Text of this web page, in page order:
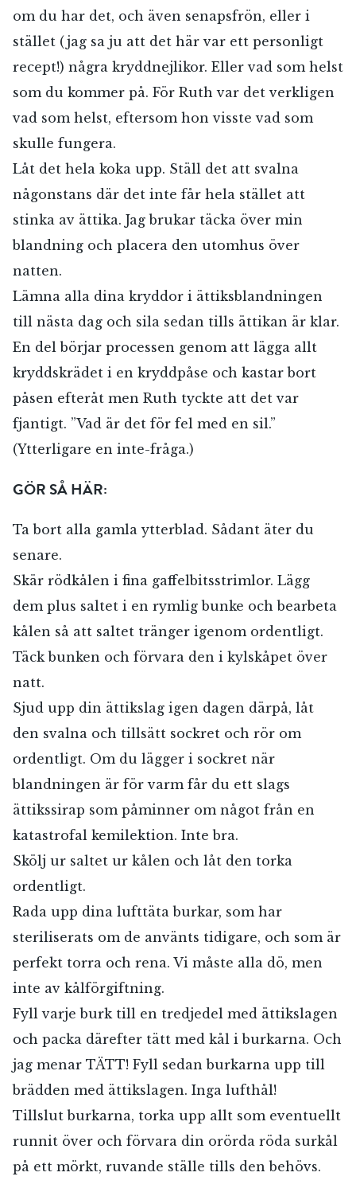
om du har det, och även senapsfrön, eller i
stället (jag sa ju att det här var ett personligt
recept!) några kryddnejlikor. Eller vad som helst
som du kommer på. För Ruth var det verkligen
vad som helst, eftersom hon visste vad som
skulle fungera.
Låt det hela koka upp. Ställ det att svalna
någonstans där det inte får hela stället att
stinka av ättika. Jag brukar täcka över min
blandning och placera den utomhus över
natten.
Lämna alla dina kryddor i ättiksblandningen
till nästa dag och sila sedan tills ättikan är klar.
En del börjar processen genom att lägga allt
kryddskrädet i en kryddpåse och kastar bort
påsen efteråt men Ruth tyckte att det var
fjantigt. ”Vad är det för fel med en sil.”
(Ytterligare en inte-fråga.)
GÖR SÅ HÄR:
Ta bort alla gamla ytterblad. Sådant äter du
senare.
Skär rödkålen i fina gaffelbitsstrimlor. Lägg
dem plus saltet i en rymlig bunke och bearbeta
kålen så att saltet tränger igenom ordentligt.
Täck bunken och förvara den i kylskåpet över
natt.
Sjud upp din ättikslag igen dagen därpå, låt
den svalna och tillsätt sockret och rör om
ordentligt. Om du lägger i sockret när
blandningen är för varm får du ett slags
ättikssirap som påminner om något från en
katastrofal kemilektion. Inte bra.
Skölj ur saltet ur kålen och låt den torka
ordentligt.
Rada upp dina lufttäta burkar, som har
steriliserats om de använts tidigare, och som är
perfekt torra och rena. Vi måste alla dö, men
inte av kålförgiftning.
Fyll varje burk till en tredjedel med ättikslagen
och packa därefter tätt med kål i burkarna. Och
jag menar TÄTT! Fyll sedan burkarna upp till
brädden med ättikslagen. Inga lufthål!
Tillslut burkarna, torka upp allt som eventuellt
runnit över och förvara din orörda röda surkål
på ett mörkt, ruvande ställe tills den behövs.